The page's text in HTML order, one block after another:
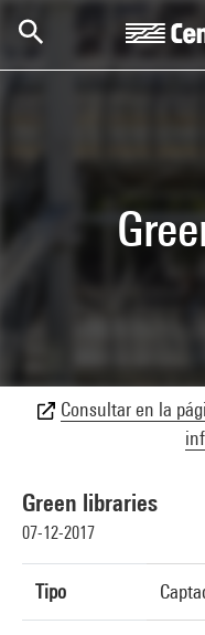
Consultar en la
Green libraries
07-12-2017
Tipo